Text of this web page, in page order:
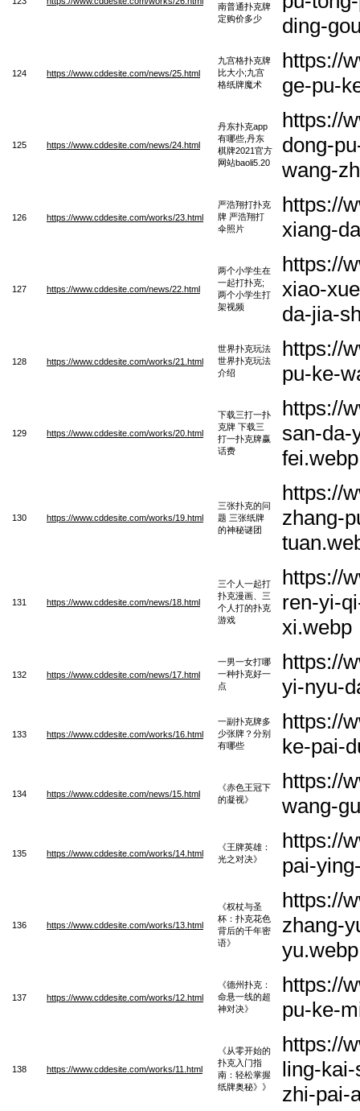
南普通扑克牌
定购价多少
ding-
124 https://www.cddesite.com/news/25.html
九宫格扑克牌
比大小;九宫
格纸牌魔术
https://
ge-pu-
125 https://www.cddesite.com/news/24.html
丹东扑克app
有哪些,丹东
棋牌2021官方
网站baoli5.20
https://
dong-
wang-
126 https://www.cddesite.com/works/23.html
严浩翔打扑克
牌 严浩翔打
伞照片
https://
xiang-
127 https://www.cddesite.com/news/22.html
两个小学生在
一起打扑克;
两个小学生打
架视频
https://
xiao-
da-jia-
128 https://www.cddesite.com/works/21.html
世界扑克玩法
世界扑克玩法
介绍
https://
pu-ke-
129 https://www.cddesite.com/works/20.html
下载三打一扑
克牌 下载三
打一扑克牌赢
话费
https://
san-da-
fei.webp
130 https://www.cddesite.com/works/19.html
三张扑克的问
题 三张纸牌
的神秘谜团
https://
zhang-
131 https://www.cddesite.com/news/18.html
三个人一起打
扑克漫画、三
个人打的扑克
游戏
https://
ren-yi-
xi.webp
132 https://www.cddesite.com/news/17.html
一男一女打哪
一种扑克好一
点
https://
yi-nyu-
133 https://www.cddesite.com/works/16.html
一副扑克牌多
少张牌？分别
有哪些
https://
ke-pai-
134 https://www.cddesite.com/news/15.html
《赤色王冠下
的凝视》
https://
wang-
135 https://www.cddesite.com/works/14.html
《王牌英雄：
光之对决》
https://
pai-
136 https://www.cddesite.com/works/13.html
《权杖与圣
杯：扑克花色
背后的千年密
语》
https://
zhang-
yu.webp
137 https://www.cddesite.com/works/12.html
《德州扑克：
命悬一线的超
神对决》
https://
pu-ke-
138 https://www.cddesite.com/works/11.html
《从零开始的
扑克入门指
南：轻松掌握
纸牌奥秘》》
https://
ling-
zhi-pai-